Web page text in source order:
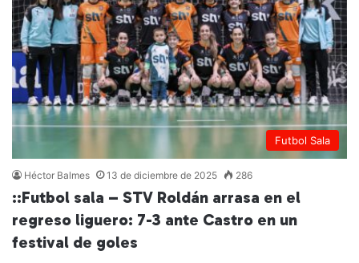
Futbol Sala
Héctor Balmes 13 de diciembre de 2025 286
::Futbol sala – STV Roldán arrasa en el
regreso liguero: 7-3 ante Castro en un
festival de goles